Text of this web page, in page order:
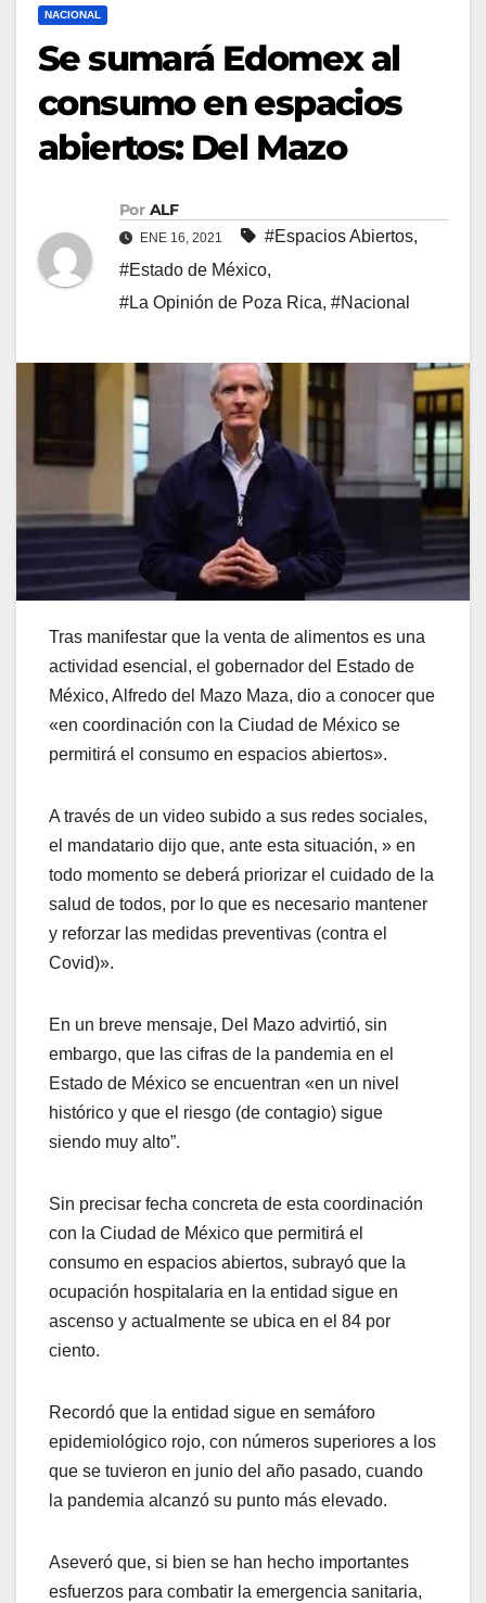
NACIONAL
Se sumará Edomex al
consumo en espacios
abiertos: Del Mazo
Por ALF
ENE 16, 2021 #Espacios Abiertos,
#Estado de México,
#La Opinión de Poza Rica, #Nacional
Tras manifestar que la venta de alimentos es una
actividad esencial, el gobernador del Estado de
México, Alfredo del Mazo Maza, dio a conocer que
«en coordinación con la Ciudad de México se
permitirá el consumo en espacios abiertos».
A través de un video subido a sus redes sociales,
el mandatario dijo que, ante esta situación, » en
todo momento se deberá priorizar el cuidado de la
salud de todos, por lo que es necesario mantener
y reforzar las medidas preventivas (contra el
Covid)».
En un breve mensaje, Del Mazo advirtió, sin
embargo, que las cifras de la pandemia en el
Estado de México se encuentran «en un nivel
histórico y que el riesgo (de contagio) sigue
siendo muy alto”.
Sin precisar fecha concreta de esta coordinación
con la Ciudad de México que permitirá el
consumo en espacios abiertos, subrayó que la
ocupación hospitalaria en la entidad sigue en
ascenso y actualmente se ubica en el 84 por
ciento.
Recordó que la entidad sigue en semáforo
epidemiológico rojo, con números superiores a los
que se tuvieron en junio del año pasado, cuando
la pandemia alcanzó su punto más elevado.
Aseveró que, si bien se han hecho importantes
esfuerzos para combatir la emergencia sanitaria,